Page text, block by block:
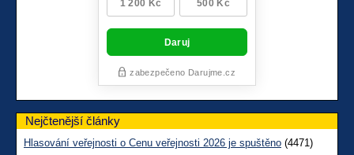
Nejčtenější články
Hlasování veřejnosti o Cenu veřejnosti 2026 je spuštěno (4471)